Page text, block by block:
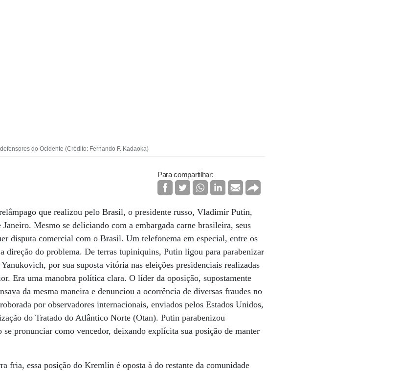
do Ocidente (Crédito: Fernando F. Kadaoka)
Para compartilhar:
que realizou pelo Brasil, o presidente russo, Vladimir Putin,
Mesmo se deliciando com a embargada carne brasileira, seus
disputa comercial com o Brasil. Um telefonema em especial, entre os
direção do problema. De terras tupiniquins, Putin ligou para parabenizar
por sua suposta vitória nas eleições presidenciais realizadas
Era uma manobra política clara. O líder da oposição, supostamente
da mesma maneira e denunciou a ocorrência de diversas fraudes no
por observadores internacionais, enviados pelos Estados Unidos,
do Tratado do Atlântico Norte (Otan). Putin parabenizou
pronunciar como vencedor, deixando explícita sua posição de manter
fria, essa posição do Kremlin é oposta à do restante da comunidade